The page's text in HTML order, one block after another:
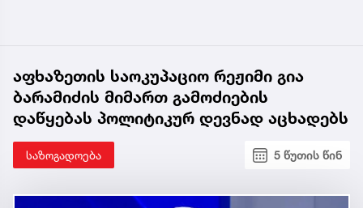
აფხაზეთის საოკუპაციო რეჟიმი გია
ბარამიძის მიმართ გამოძიების
დაწყებას პოლიტიკურ დევნად აცხადებს
საზოგადოება 5 წუთის წინ